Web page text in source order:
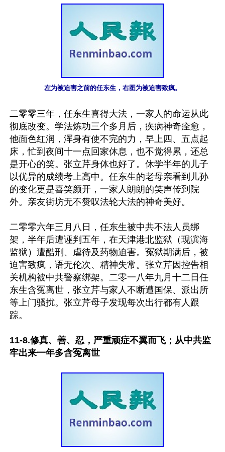
左为被迫害之前的任东生，右图为被迫害致疯。
二零零三年，任东生喜得大法，一家人的命运从此
彻底改变。学法炼功三个多月后，疾病神奇痊愈，
他面色红润，浑身有使不完的力，早上四、五点起
床，忙到夜间十一点回家休息，也不觉得累，还总
是开心的笑。张立芹身体也好了。休学半年的儿子
以优异的成绩考上高中。任东生的老母亲看到儿孙
的变化更是喜笑颜开，一家人朗朗的笑声传到院
外。亲友街坊无不赞叹法轮大法的神奇美好。
二零零六年三月八日，任东生被中共不法人员绑
架，半年后遭诬判五年，在天津港北监狱（现滨海
监狱）遭酷刑、虐待及药物迫害。冤狱期满后，被
迫害致疯，语无伦次、精神失常。张立芹因控告相
关机构被中共警察绑架。二零一八年九月十二日任
东生含冤离世，张立芹与家人不断遭国保、派出所
等上门骚扰。张立芹母子发现每次出行都有人跟
踪。
11-8.修真、善、忍，严重顽症不翼而飞；从中共监
牢出来一年多含冤离世